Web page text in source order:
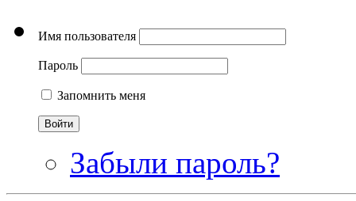
Имя пользователя
Пароль
Запомнить меня
Забыли пароль?